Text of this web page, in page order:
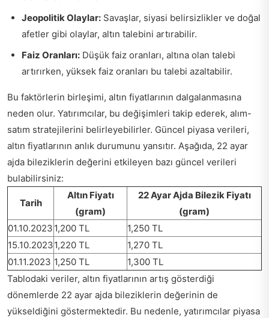
Jeopolitik Olaylar: Savaşlar, siyasi belirsizlikler ve doğal
afetler gibi olaylar, altın talebini artırabilir.
Faiz Oranları: Düşük faiz oranları, altına olan talebi
artırırken, yüksek faiz oranları bu talebi azaltabilir.
Bu faktörlerin birleşimi, altın fiyatlarının dalgalanmasına
neden olur. Yatırımcılar, bu değişimleri takip ederek, alım-
satım stratejilerini belirleyebilirler. Güncel piyasa verileri,
altın fiyatlarının anlık durumunu yansıtır. Aşağıda, 22 ayar
ajda bileziklerin değerini etkileyen bazı güncel verileri
bulabilirsiniz:
Tarih
Altın Fiyatı
(gram)
22 Ayar Ajda Bilezik Fiyatı
(gram)
01.10.2023 1,200 TL
1,250 TL
15.10.20231,220 TL
1,270 TL
01.11.2023 1,250 TL
1,300 TL
Tablodaki veriler, altın fiyatlarının artış gösterdiği
dönemlerde 22 ayar ajda bileziklerin değerinin de
yükseldiğini göstermektedir. Bu nedenle, yatırımcılar piyasa